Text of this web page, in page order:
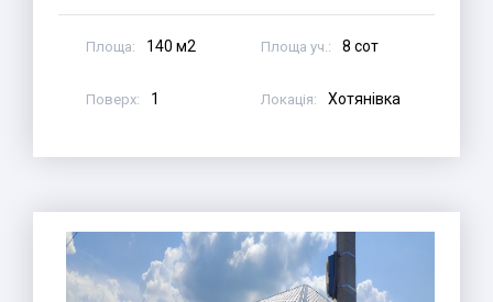
Площа: 140 м2 Площа уч.: 8 сот
Поверх: 1 Локація: Хотянівка